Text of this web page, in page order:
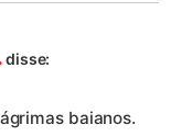
disse:
baianos.